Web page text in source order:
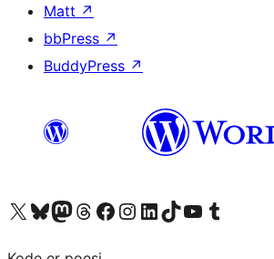
Matt ↗
bbPress ↗
BuddyPress ↗
Besøk vår konto på X Visit our Bluesky account
Besøk vår Mastodon-konto
Visit our Threads account
Besøk vår Facebook-sideBesøk vår Instagram-konto
Besøk vår LinkedIn-konto
Visit our TikTok account
Visit our YouTube channel
Visit our Tumblr account